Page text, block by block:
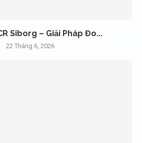
Siborg – Giải Pháp Đo...
22 Tháng 6, 2026